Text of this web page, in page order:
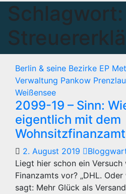
Schlagwort:
Berlin & seine Bezirke EP
Verwaltung Pankow
Weißensee
2099-19 – Sinn:
eigentlich mit dem
Wohnsitzfinanzamt
2. August 2019
Liegt hier schon ein
Finanzamts vor? „DHL.
sagt: Mehr Glück als